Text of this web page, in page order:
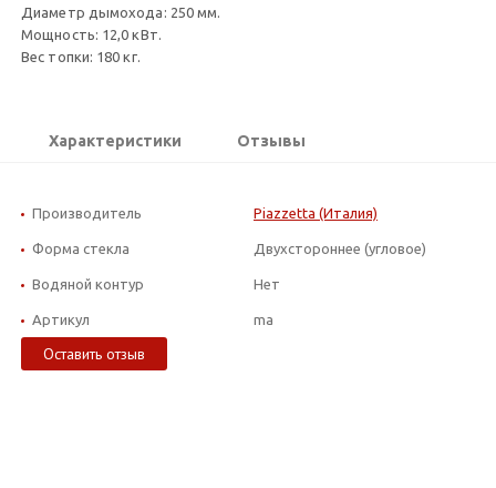
Диаметр дымохода: 250 мм.
Мощность: 12,0 кВт.
Вес топки: 180 кг.
Характеристики Отзывы
Производитель Piazzetta (Италия)
Форма стекла Двухстороннее (угловое)
Водяной контур Нет
Артикул ma
Оставить отзыв